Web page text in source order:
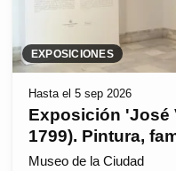
EXPOSICIONES
Hasta el 5 sep 2026
Exposición 'José
1799). Pintura,
Museo de la Ciudad